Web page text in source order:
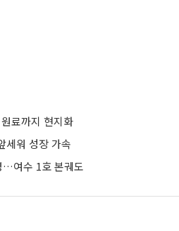
료까지 현지화
세워 성장 가속
…여수 1호 본궤도